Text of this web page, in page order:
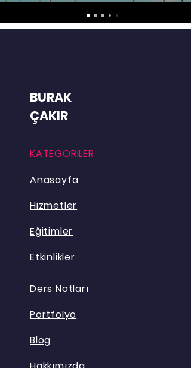
BURAK
ÇAKIR
KATEGORİLER
Anasayfa
Hizmetler
Eğitimler
Etkinlikler
Ders Notları
Portfolyo
Blog